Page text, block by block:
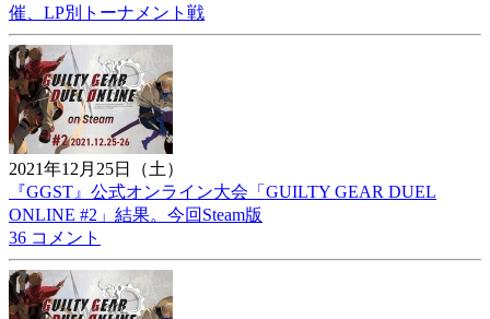
催、LP別トーナメント戦
2021年12月25日（土）
『GGST』公式オンライン大会「GUILTY GEAR DUEL
ONLINE #2」結果。今回Steam版
36 コメント